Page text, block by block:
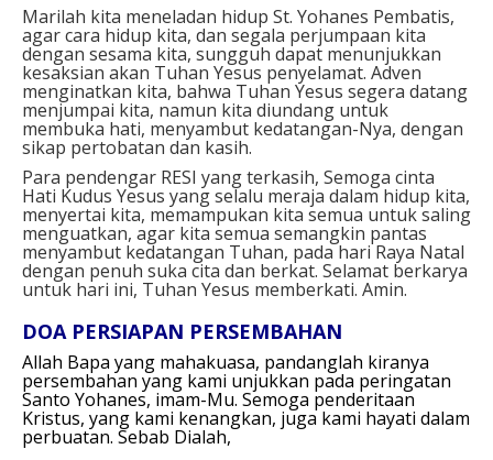
Marilah kita meneladan hidup St. Yohanes Pembatis,
agar cara hidup kita, dan segala perjumpaan kita
dengan sesama kita, sungguh dapat menunjukkan
kesaksian akan Tuhan Yesus penyelamat. Adven
menginatkan kita, bahwa Tuhan Yesus segera datang
menjumpai kita, namun kita diundang untuk
membuka hati, menyambut kedatangan-Nya, dengan
sikap pertobatan dan kasih.
Para pendengar RESI yang terkasih, Semoga cinta
Hati Kudus Yesus yang selalu meraja dalam hidup kita,
menyertai kita, memampukan kita semua untuk saling
menguatkan, agar kita semua semangkin pantas
menyambut kedatangan Tuhan, pada hari Raya Natal
dengan penuh suka cita dan berkat. Selamat berkarya
untuk hari ini, Tuhan Yesus memberkati. Amin.
DOA PERSIAPAN PERSEMBAHAN
Allah Bapa yang mahakuasa, pandanglah kiranya
persembahan yang kami unjukkan pada peringatan
Santo Yohanes, imam-Mu. Semoga penderitaan
Kristus, yang kami kenangkan, juga kami hayati dalam
perbuatan. Sebab Dialah,